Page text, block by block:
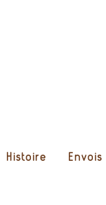
Histoire